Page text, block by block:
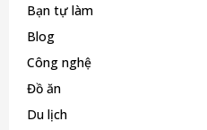
Bạn tự làm
Blog
Công nghệ
Đồ ăn
Du lịch